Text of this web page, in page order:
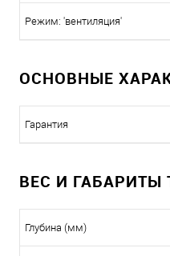
Режим: 'вентиляция'
ОСНОВНЫЕ
Гарантия
ВЕС И ГАБАРИТЫ
Глубина (мм)